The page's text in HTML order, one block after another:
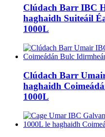
Clúdach Barr IBC
haghaidh Suiteáil
1000L
Clúdach Barr
haghaidh
1000L